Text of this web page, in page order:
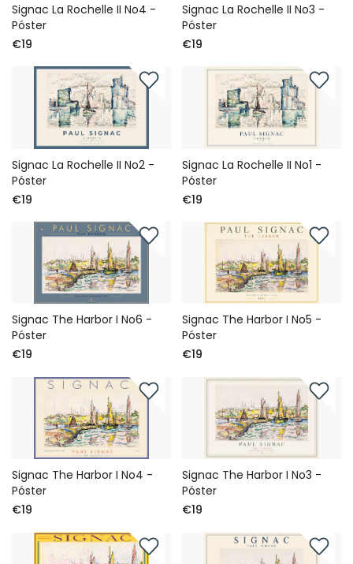
Signac La Rochelle II No4 -
Póster
€19
Signac La Rochelle II No3 -
Póster
€19
Signac La Rochelle II No2 -
Póster
€19
Signac La Rochelle II No1 -
Póster
€19
Signac The Harbor I No6 -
Póster
€19
Signac The Harbor I No5 -
Póster
€19
Signac The Harbor I No4 -
Póster
€19
Signac The Harbor I No3 -
Póster
€19